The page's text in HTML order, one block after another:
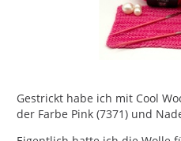
Gestrickt habe ich mit Cool
der Farbe Pink (7371) und